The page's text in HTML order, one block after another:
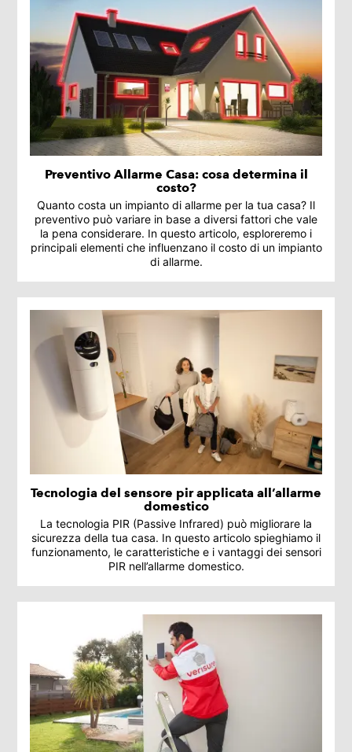
Preventivo Allarme Casa: cosa determina il
costo?
Quanto costa un impianto di allarme per la tua casa? Il
preventivo può variare in base a diversi fattori che vale
la pena considerare. In questo articolo, esploreremo i
principali elementi che influenzano il costo di un impianto
di allarme.
Tecnologia del sensore pir applicata all’allarme
domestico
La tecnologia PIR (Passive Infrared) può migliorare la
sicurezza della tua casa. In questo articolo spieghiamo il
funzionamento, le caratteristiche e i vantaggi dei sensori
PIR nell’allarme domestico.